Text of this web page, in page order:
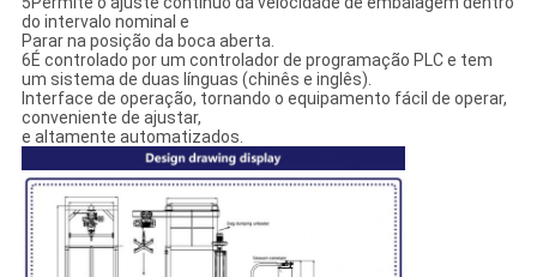
do intervalo nominal e
Parar na posição da boca aberta.
6É controlado por um controlador de programação PLC e tem
um sistema de duas línguas (chinês e inglês).
Interface de operação, tornando o equipamento fácil de operar,
conveniente de ajustar,
e altamente automatizados.